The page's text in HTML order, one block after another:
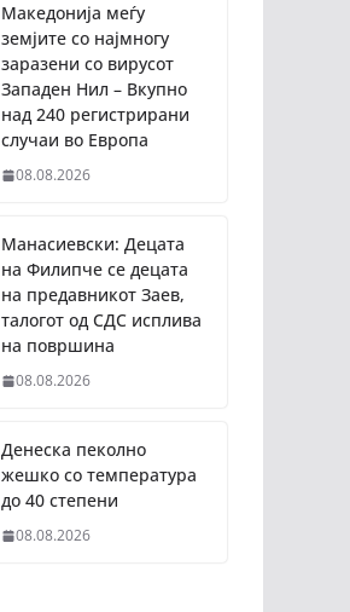
Македонија меѓу
земјите со најмногу
заразени со вирусот
Западен Нил – Вкупно
над 240 регистрирани
случаи во Европа
08.08.2026
Манасиевски: Децата
на Филипче се децата
на предавникот Заев,
талогот од СДС исплива
на површина
08.08.2026
Денеска пеколно
жешко со температура
до 40 степени
08.08.2026